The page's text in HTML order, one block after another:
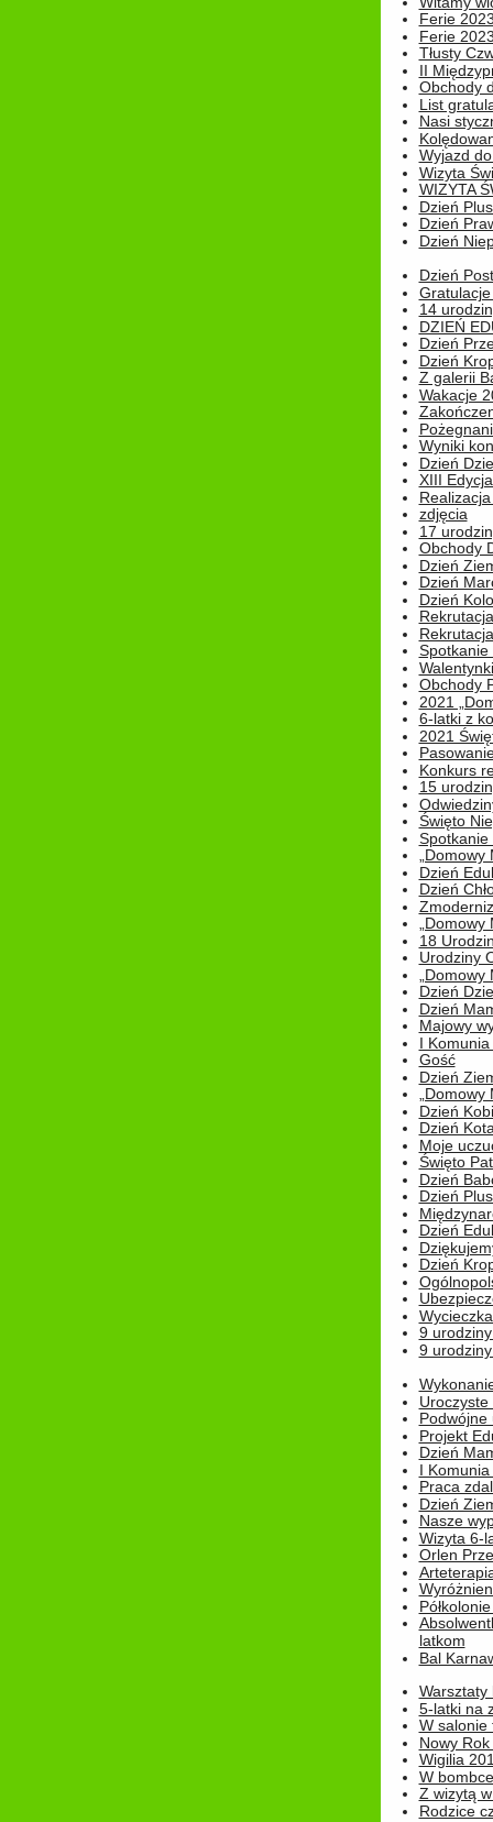
Ferie
Ferie
Tłusty
II
Obchody
List
Nasi
Wyjazd
Wizyta
WIZYTA
Dzień
Dzień
Dzień
Dzień
14
DZIEŃ
Dzień
Dzień
Z galerii
Wakacje
Wyniki
Dzień
XIII
zdjęcia
17
Obchody
Dzień
Dzień
Dzień
Rekrutacja
Spotkanie
Obchody
2021
6-latki z
2021
Konkurs
15
Święto
Spotkanie
Dzień
Dzień
18
Urodziny
Dzień
Dzień
Majowy
I
Gość
Dzień
Dzień
Dzień
Moje
Święto
Dzień
Dzień
Dzień
Dzień
9
9
Podwójne
Projekt
Dzień
I
Praca
Dzień
Nasze
Wizyta 6-
Orlen
latkom
Bal
Warsztaty
5-latki na
W salonie
Nowy
Wigilia
W bombce
Z wizytą
Rodzice